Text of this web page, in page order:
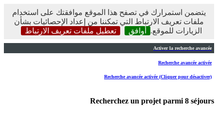
يتضمن استمرارك في تصفح هذا الموقع موافقتك على استخدام
ملفات تعريف الارتباط التي تمكننا من إعداد الإحصائيات بشأن
الزيارات للموقع.
أوافق تعطيل ملفات تعريف الارتباط
Activer la recherche avancée
Recherche avancée activée
Recherche avancée activée (Cliquer pour désactiver)
Recherchez un projet parmi 8 séjours